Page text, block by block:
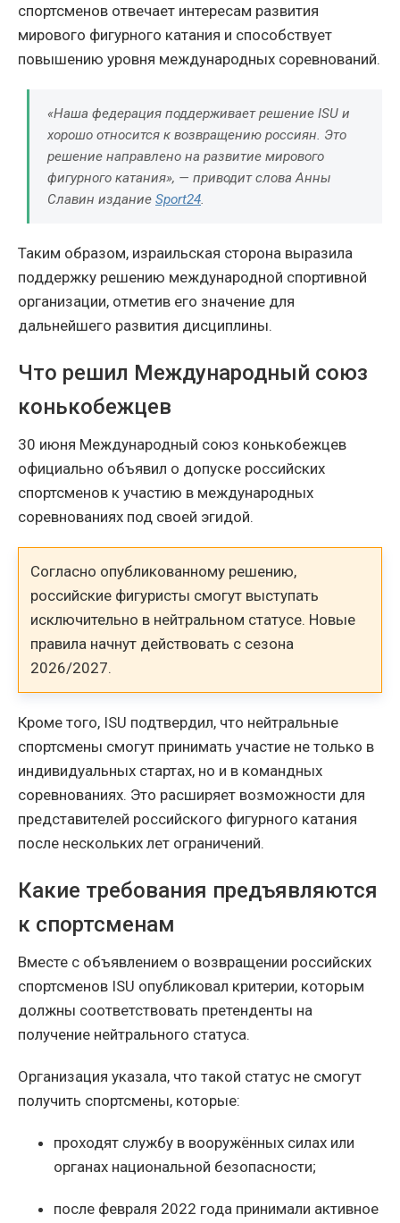
спортсменов отвечает интересам развития
мирового фигурного катания и способствует
повышению уровня международных соревнований.
«Наша федерация поддерживает решение ISU и
хорошо относится к возвращению россиян. Это
решение направлено на развитие мирового
фигурного катания», — приводит слова Анны
Славин издание Sport24.
Таким образом, израильская сторона выразила
поддержку решению международной спортивной
организации, отметив его значение для
дальнейшего развития дисциплины.
Что решил Международный союз
конькобежцев
30 июня Международный союз конькобежцев
официально объявил о допуске российских
спортсменов к участию в международных
соревнованиях под своей эгидой.
Согласно опубликованному решению,
российские фигуристы смогут выступать
исключительно в нейтральном статусе. Новые
правила начнут действовать с сезона
2026/2027.
Кроме того, ISU подтвердил, что нейтральные
спортсмены смогут принимать участие не только в
индивидуальных стартах, но и в командных
соревнованиях. Это расширяет возможности для
представителей российского фигурного катания
после нескольких лет ограничений.
Какие требования предъявляются
к спортсменам
Вместе с объявлением о возвращении российских
спортсменов ISU опубликовал критерии, которым
должны соответствовать претенденты на
получение нейтрального статуса.
Организация указала, что такой статус не смогут
получить спортсмены, которые:
проходят службу в вооружённых силах или
органах национальной безопасности;
после февраля 2022 года принимали активное